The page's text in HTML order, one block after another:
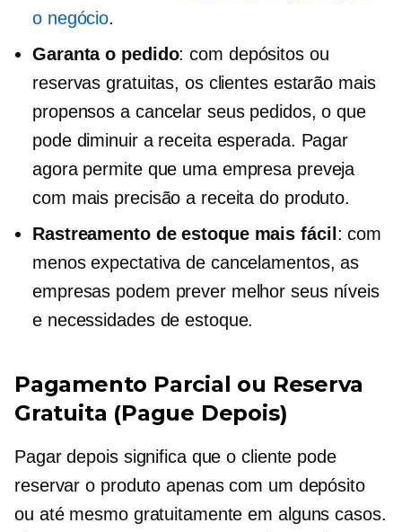
o negócio.
Garanta o pedido: com depósitos ou
reservas gratuitas, os clientes estarão mais
propensos a cancelar seus pedidos, o que
pode diminuir a receita esperada. Pagar
agora permite que uma empresa preveja
com mais precisão a receita do produto.
Rastreamento de estoque mais fácil : com
menos expectativa de cancelamentos, as
empresas podem prever melhor seus níveis
e necessidades de estoque.
Pagamento Parcial ou Reserva
Gratuita (Pague Depois)
Pagar depois significa que o cliente pode
reservar o produto apenas com um depósito
ou até mesmo gratuitamente em alguns casos.